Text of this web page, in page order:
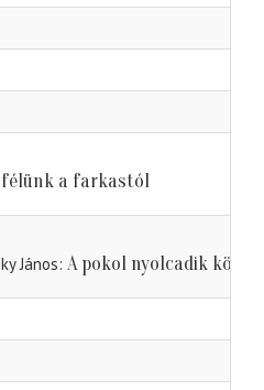
félünk a farkastól
János A pokol nyolcadik köre